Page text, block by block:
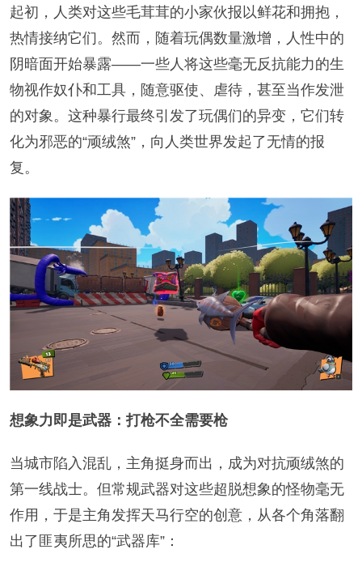
起初，人类对这些毛茸茸的小家伙报以鲜花和拥抱，
热情接纳它们。然而，随着玩偶数量激增，人性中的
阴暗面开始暴露——一些人将这些毫无反抗能力的生
物视作奴仆和工具，随意驱使、虐待，甚至当作发泄
的对象。这种暴行最终引发了玩偶们的异变，它们转
化为邪恶的“顽绒煞”，向人类世界发起了无情的报
复。
想象力即是武器：打枪不全需要枪
当城市陷入混乱，主角挺身而出，成为对抗顽绒煞的
第一线战士。但常规武器对这些超脱想象的怪物毫无
作用，于是主角发挥天马行空的创意，从各个角落翻
出了匪夷所思的“武器库”：